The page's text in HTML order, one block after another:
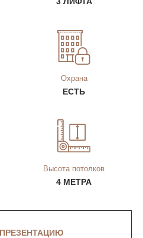
Охрана
ЕСТЬ
Высота потолков
4 МЕТРА